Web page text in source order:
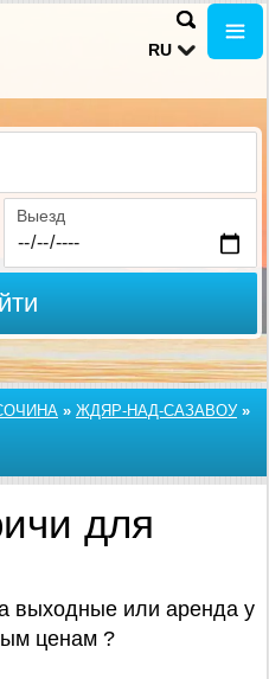
RU
Выезд
» ЖДЯР-НАД-САЗАВОУ»
для
выходные или аренда у
ценам ?